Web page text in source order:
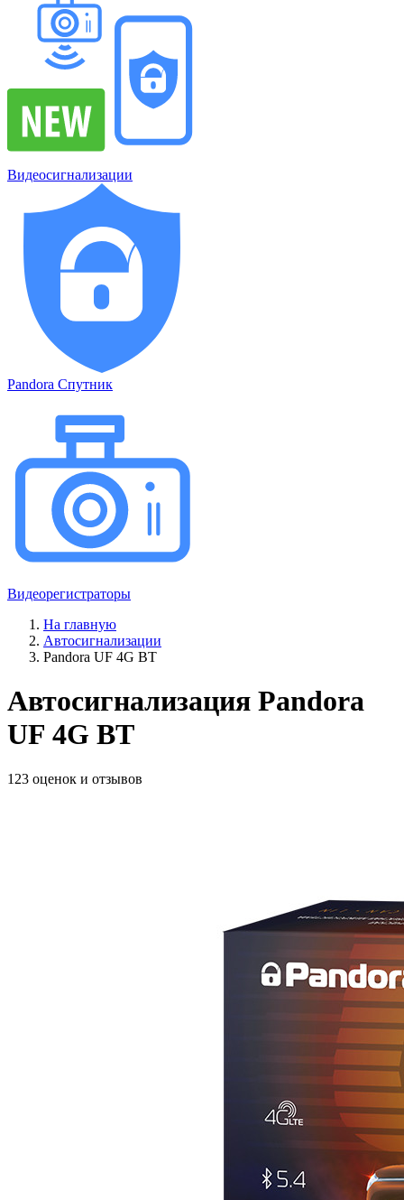
Видеосигнализации
Pandora Спутник
Видеорегистраторы
На главную
Автосигнализации
Pandora UF 4G BT
Автосигнализация Pandora
UF 4G BT
123 оценок и отзывов